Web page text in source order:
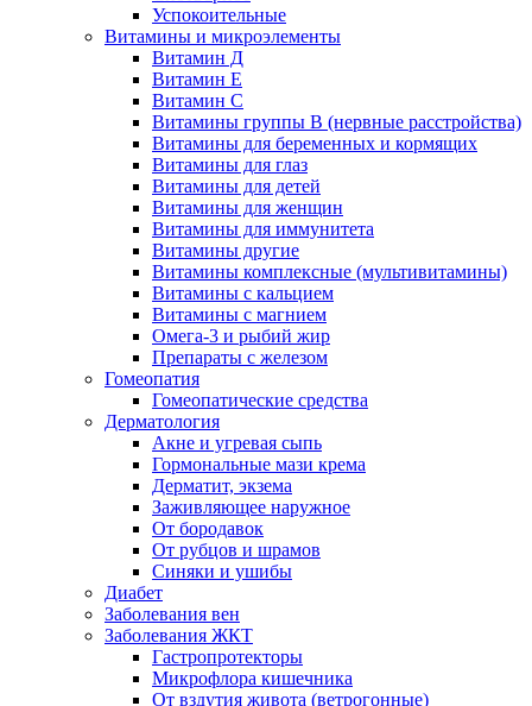
Успокоительные
Витамины и микроэлементы
Витамин Д
Витамин Е
Витамин С
Витамины группы В (нервные расстройства)
Витамины для беременных и кормящих
Витамины для глаз
Витамины для детей
Витамины для женщин
Витамины для иммунитета
Витамины другие
Витамины комплексные (мультивитамины)
Витамины с кальцием
Витамины с магнием
Омега-3 и рыбий жир
Препараты с железом
Гомеопатия
Гомеопатические средства
Дерматология
Акне и угревая сыпь
Гормональные мази крема
Дерматит, экзема
Заживляющее наружное
От бородавок
От рубцов и шрамов
Синяки и ушибы
Диабет
Заболевания вен
Заболевания ЖКТ
Гастропротекторы
Микрофлора кишечника
От вздутия живота (ветрогонные)